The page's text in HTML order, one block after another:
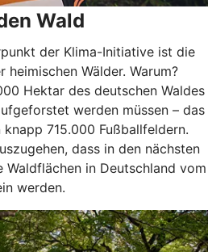
Wald
der Klima-Initiative ist die
heimischen Wälder. Warum?
Hektar des deutschen Waldes
werden müssen – das
715.000 Fußballfeldern.
dass in den nächsten
in Deutschland vom
werden.